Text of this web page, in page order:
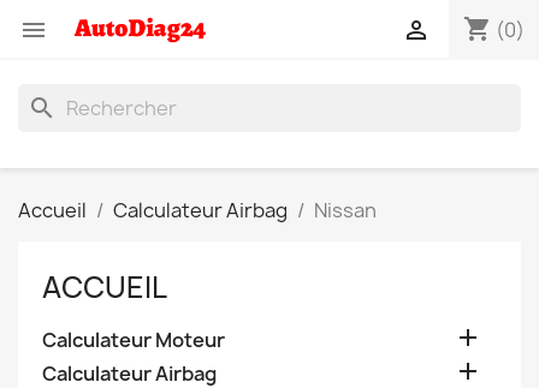
 shopping_cart (0)

search
Accueil Calculateur Airbag Nissan
ACCUEIL
Calculateur Moteur 
Calculateur Airbag 